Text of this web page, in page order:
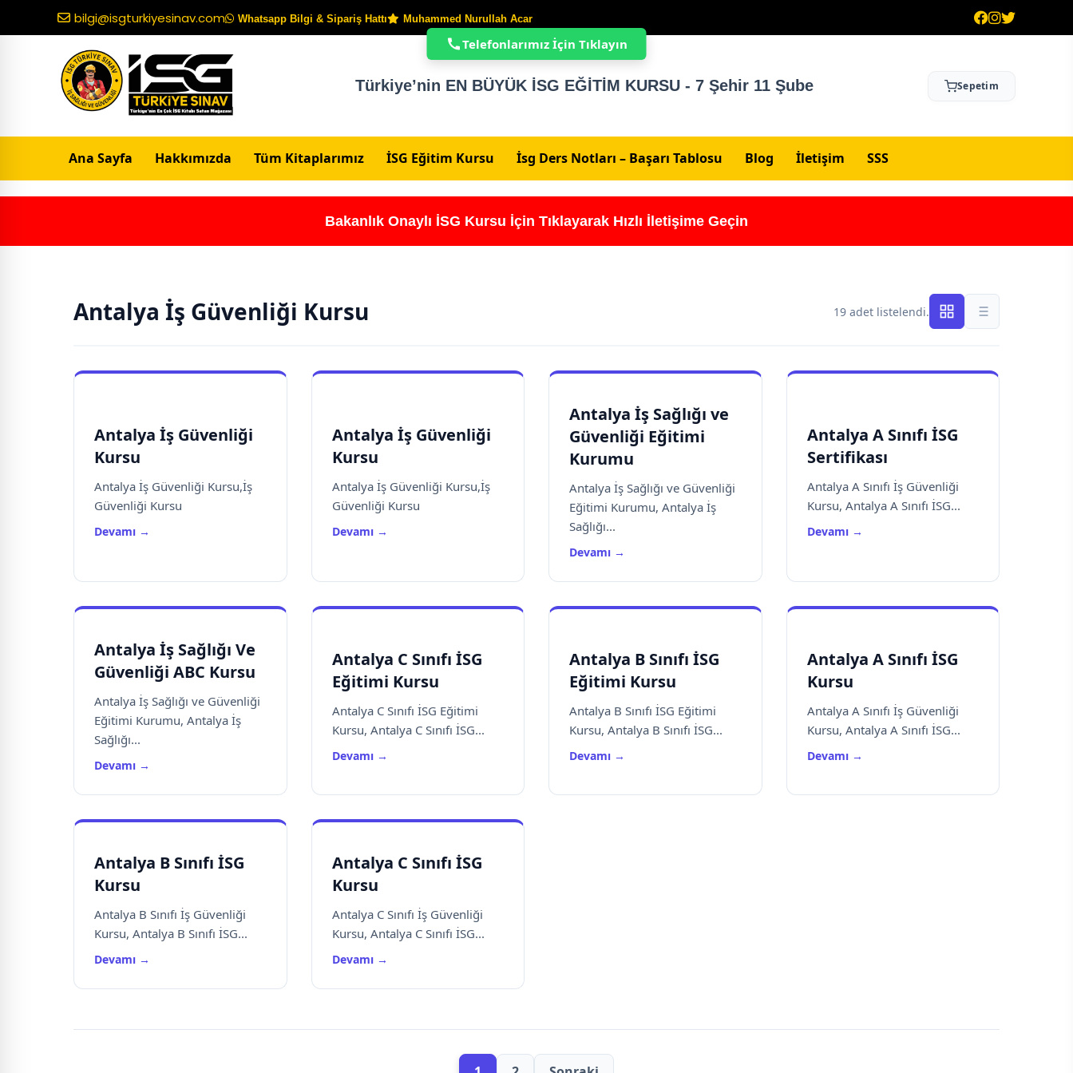
bilgi@isgturkiyesinav.com Whatsapp Bilgi & Sipariş Hattı Muhammed Nurullah Acar
Türkiye’nin EN BÜYÜK İSG EĞİTİM KURSU - 7 Şehir 11 Şube Sepetim
Ana Sayfa Hakkımızda Tüm Kitaplarımız İSG Eğitim Kursu İsg Ders Notları – Başarı Tablosu Blog İletişim SSS
Bakanlık Onaylı İSG Kursu İçin Tıklayarak Hızlı İletişime Geçin
Antalya İş Güvenliği Kursu 19 adet listelendi.
Antalya İş Güvenliği
Kursu
Antalya İş Güvenliği Kursu,İş
Güvenliği Kursu
Devamı →
Antalya İş Güvenliği
Kursu
Antalya İş Güvenliği Kursu,İş
Güvenliği Kursu
Devamı →
Antalya İş Sağlığı ve
Güvenliği Eğitimi
Kurumu
Antalya İş Sağlığı ve Güvenliği
Eğitimi Kurumu, Antalya İş
Sağlığı...
Devamı →
Antalya A Sınıfı İSG
Sertifikası
Antalya A Sınıfı İş Güvenliği
Kursu, Antalya A Sınıfı İSG...
Devamı →
Antalya İş Sağlığı Ve
Güvenliği ABC Kursu
Antalya İş Sağlığı ve Güvenliği
Eğitimi Kurumu, Antalya İş
Sağlığı...
Devamı →
Antalya C Sınıfı İSG
Eğitimi Kursu
Antalya C Sınıfı İSG Eğitimi
Kursu, Antalya C Sınıfı İSG...
Devamı →
Antalya B Sınıfı İSG
Eğitimi Kursu
Antalya B Sınıfı İSG Eğitimi
Kursu, Antalya B Sınıfı İSG...
Devamı →
Antalya A Sınıfı İSG
Kursu
Antalya A Sınıfı İş Güvenliği
Kursu, Antalya A Sınıfı İSG...
Devamı →
Antalya B Sınıfı İSG
Kursu
Antalya B Sınıfı İş Güvenliği
Kursu, Antalya B Sınıfı İSG...
Devamı →
Antalya C Sınıfı İSG
Kursu
Antalya C Sınıfı İş Güvenliği
Kursu, Antalya C Sınıfı İSG...
Devamı →
Telefonlarımız İçin Tıklayın